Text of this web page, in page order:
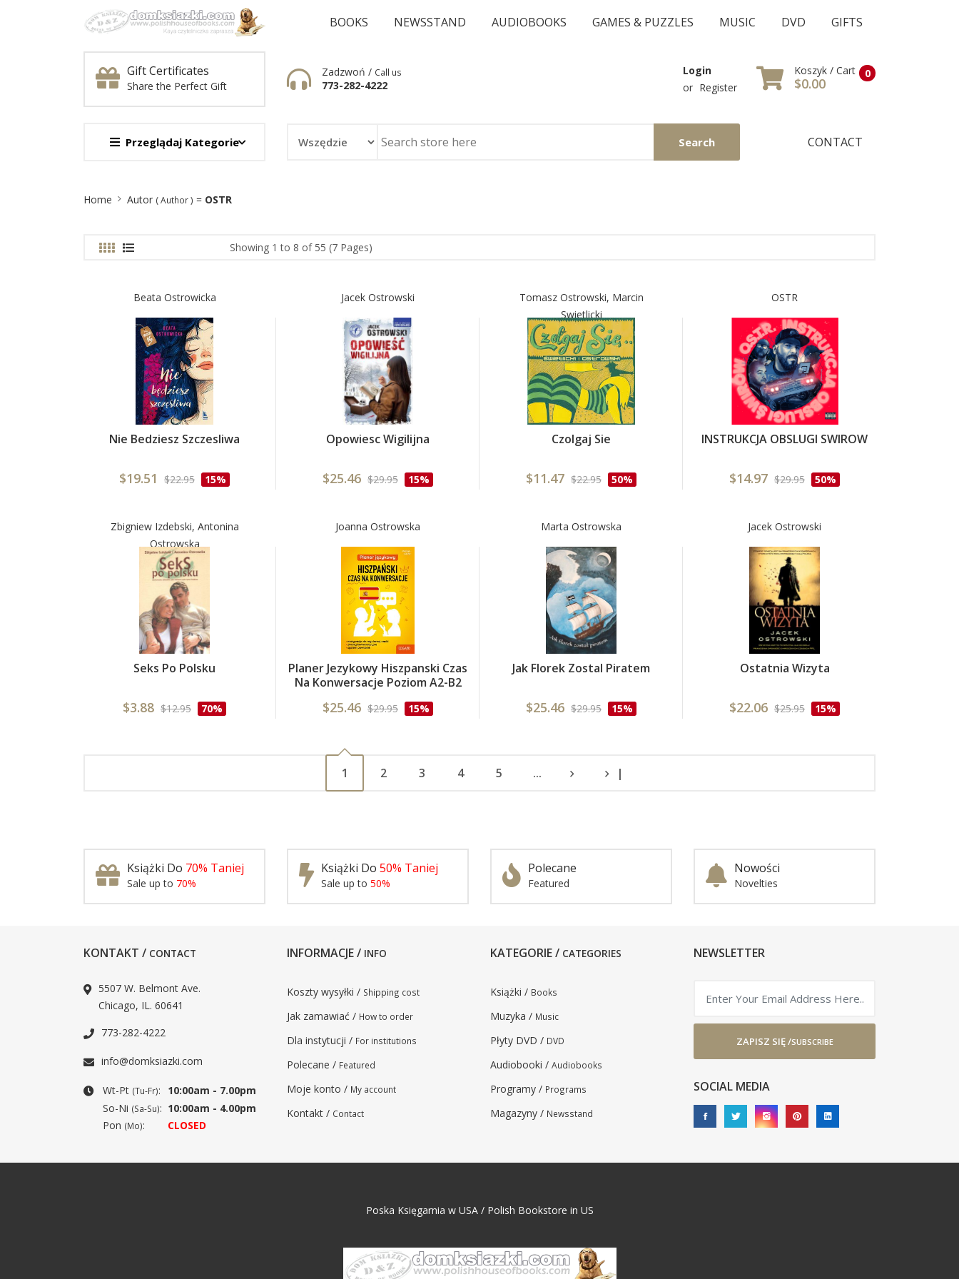
BOOKS NEWSSTAND AUDIOBOOKS GAMES & PUZZLES MUSIC DVD GIFTS
Gift Certificates
Share the Perfect Gift
Zadzwoń / Call us
773-282-4222
Login
or Register
0
Koszyk / Cart
$0.00
Przeglądaj Kategorie Search CONTACT
Home Autor ( Author ) = OSTR
Showing 1 to 8 of 55 (7 Pages)
Beata Ostrowicka
Nie Bedziesz Szczesliwa
$19.51 $22.95 15%
Jacek Ostrowski
Opowiesc Wigilijna
$25.46 $29.95 15%
Tomasz Ostrowski, Marcin
Swietlicki
Czolgaj Sie
$11.47 $22.95 50%
OSTR
INSTRUKCJA OBSLUGI SWIROW
$14.97 $29.95 50%
Zbigniew Izdebski, Antonina
Ostrowska
Seks Po Polsku
$3.88 $12.95 70%
Joanna Ostrowska
Planer Jezykowy Hiszpanski Czas
Na Konwersacje Poziom A2-B2
$25.46 $29.95 15%
Marta Ostrowska
Jak Florek Zostal Piratem
$25.46 $29.95 15%
Jacek Ostrowski
Ostatnia Wizyta
$22.06 $25.95 15%
1 2 3 4 5 ... |
Książki Do 70% Taniej
Sale up to 70%
Książki Do 50% Taniej
Sale up to 50%
Polecane
Featured
Nowości
Novelties
KONTAKT / CONTACT
5507 W. Belmont Ave.
Chicago, IL. 60641
773-282-4222
info@domksiazki.com
Wt-Pt (Tu-Fr):
10:00am - 7.00pm
So-Ni (Sa-Su): 10:00am - 4.00pm
Pon (Mo): CLOSED
INFORMACJE / INFO
Koszty wysyłki / Shipping cost
Jak zamawiać / How to order
Dla instytucji / For institutions
Polecane / Featured
Moje konto / My account
Kontakt / Contact
KATEGORIE / CATEGORIES
Książki / Books
Muzyka / Music
Płyty DVD / DVD
Audiobooki / Audiobooks
Programy / Programs
Magazyny / Newsstand
NEWSLETTER
ZAPISZ SIĘ /SUBSCRIBE
SOCIAL MEDIA
Poska Księgarnia w USA / Polish Bookstore in US